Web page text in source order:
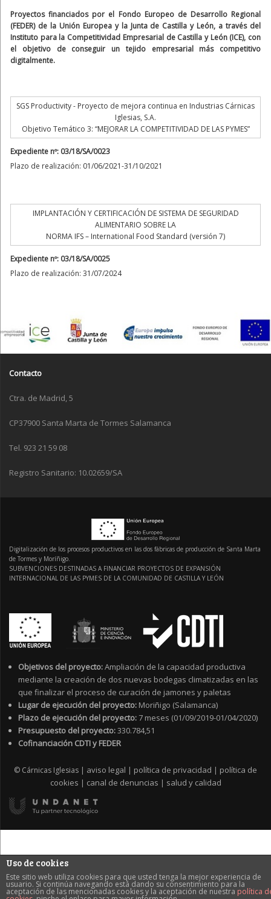
Proyectos financiados por el Fondo Europeo de Desarrollo Regional
(FEDER) de la Unión Europea y la Junta de Castilla y León, a través del
Instituto para la Competitividad Empresarial de Castilla y León (ICE), con
el objetivo de conseguir un tejido empresarial más competitivo
digitalmente.
SGS Productivity - Proyecto de mejora continua en Industrias Cárnicas
Iglesias, S.A.
Objetivo Temático 3: “MEJORAR LA COMPETITIVIDAD DE LAS PYMES”
Expediente nº: 03/18/SA/0023
Plazo de realización: 01/06/2021-31/10/2021
IMPLANTACIÓN Y CERTIFICACIÓN DE SISTEMA DE SEGURIDAD
ALIMENTARIO SOBRE LA
NORMA IFS – International Food Standard (versión 7)
Expediente nº: 03/18/SA/0025
Plazo de realización: 31/07/2024
Contacto
Ctra. de Madrid, 5
CP37900 Santa Marta de Tormes Salamanca
Tel. 923 21 59 08
Registro Sanitario: 10.02659/SA
Digitalización de los procesos productivos en las dos fábricas de producción de Santa Marta
de Tormes y Moríñigo.
SUBVENCIONES DESTINADAS A FINANCIAR PROYECTOS DE EXPANSIÓN
INTERNACIONAL DE LAS PYMES DE LA COMUNIDAD DE CASTILLA Y LEÓN
Objetivos del proyecto:Ampliación de la capacidad productiva
mediante la creación de dos nuevas bodegas climatizadas en las
que finalizar el proceso de curación de jamones y paletas
Lugar de ejecución del proyecto: Moriñigo (Salamanca)
Plazo de ejecución del proyecto:7 meses (01/09/2019-01/04/2020)
Presupuesto del proyecto:330.784,51
Cofinanciación CDTI y FEDER
© Cárnicas Iglesias | aviso legal | política de privacidad | política de
cookies | canal de denuncias | salud y calidad
Uso de cookies
Este sitio web utiliza cookies para que usted tenga la mejor experiencia de
usuario. Si continúa navegando está dando su consentimiento para la
aceptación de las mencionadas cookies y la aceptación de nuestra política